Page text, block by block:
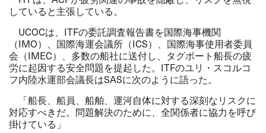
していると主張している。
UCOCは、ITFの委託調査報告書を国際海事機関
（IMO）、国際海運会議所（ICS）、国際海事使用者委員
会（IMEC）、多数の船社に送付し、タグボート船長の疲
労に起因する安全問題を提起した。ITFのユリ・スコルコ
フ内陸水運部会議長はSASに次のように語った。
「船長、船員、船舶、運河自体に対する深刻なリスクに
対応すべきだ。問題解決のために、全関係者に協力を呼び
掛けている」